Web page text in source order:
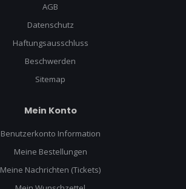
AGB
Datenschutz
Haftungsausschluss
Beschwerden
Sitemap
Mein Konto
Benutzerkonto Information
Meine Bestellungen
Meine Nachrichten (Tickets)